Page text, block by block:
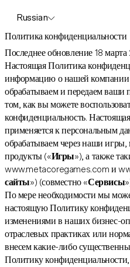
Russian
Политика конфиденциальности
Последнее обновление 18
Настоящая Политика
информацию о нашей компании
обрабатываем и передаем ваши
том, как вы можете
конфиденциальность.
применяется к персональным
обрабатываем через наши
продукты («Игры»), а также
www.metacoregames.com и
сайты») (совместно «Сервисы
По мере необходимости мы
настоящую Политику
изменениями в наших бизнес-
отраслевых практиках или
внесем какие-либо
Политику